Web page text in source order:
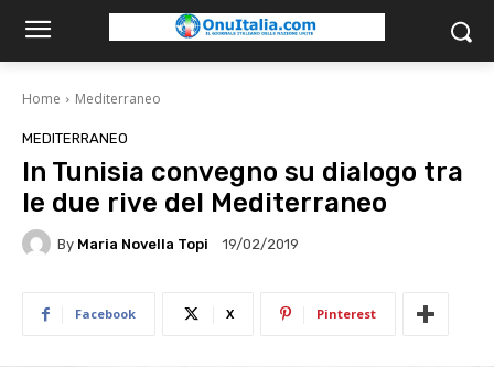
Home Mediterraneo
MEDITERRANEO
In Tunisia convegno su dialogo tra
le due rive del Mediterraneo
By Maria Novella Topi 19/02/2019
Facebook X Pinterest